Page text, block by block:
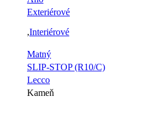
Exteriérové
,Interiérové
Matný
SLIP-STOP (R10/C)
Lecco
Kameň